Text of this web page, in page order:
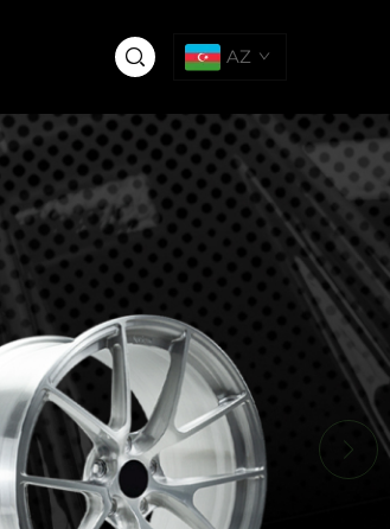
AZ